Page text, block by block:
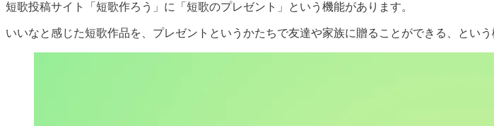
短歌投稿サイト「短歌作ろう」に「短歌のプレゼント」という機能があります。
いいなと感じた短歌作品を、プレゼントというかたちで友達や家族に贈ることができる、という